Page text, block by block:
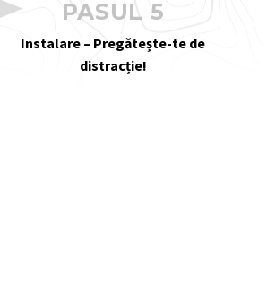
PASUL 5
Instalare – Pregătește-te de
distracție!